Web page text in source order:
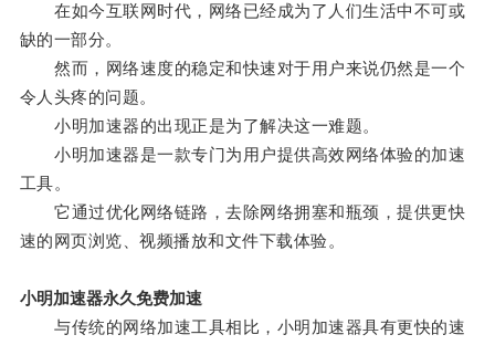
在如今互联网时代，网络已经成为了人们生活中不可或
缺的一部分。
然而，网络速度的稳定和快速对于用户来说仍然是一个
令人头疼的问题。
小明加速器的出现正是为了解决这一难题。
小明加速器是一款专门为用户提供高效网络体验的加速
工具。
它通过优化网络链路，去除网络拥塞和瓶颈，提供更快
速的网页浏览、视频播放和文件下载体验。
小明加速器永久免费加速
与传统的网络加速工具相比，小明加速器具有更快的速